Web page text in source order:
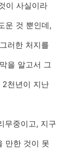
이 사실이라
운 것 뿐인데,
러한 처지를
을 알고서 그
2천년이 지난
무중이고, 지구
만한 것이 못